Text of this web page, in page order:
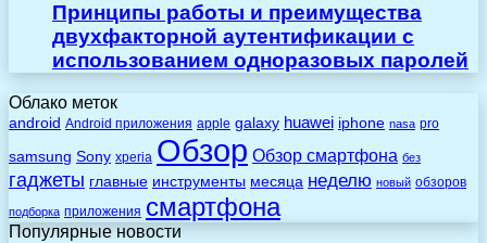
Принципы работы и преимущества
двухфакторной аутентификации с
использованием одноразовых паролей
Облако меток
android Android приложения apple galaxy huawei iphone nasa pro
samsung Sony xperia Обзор Обзор смартфона без
гаджеты главные инструменты месяца неделю новый обзоров
подборка приложения смартфона
Популярные новости